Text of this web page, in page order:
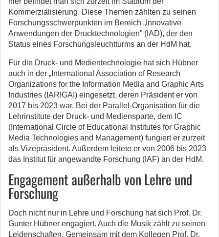
Kommerzialisierung. Diese Themen zählten zu seinen
Forschungsschwerpunkten im Bereich „Innovative
Anwendungen der Drucktechnologien” (IAD), der den
Status eines Forschungsleuchtturms an der HdM hat.
Für die Druck- und Medientechnologie hat sich Hübner
auch in der „International Association of Research
Organizations for the Information Media and Graphic Arts
Industries (IARIGAI) eingesetzt, deren Präsident er von
2017 bis 2023 war. Bei der Parallel-Organisation für die
Lehrinstitute der Druck- und Mediensparte, dem IC
(International Circle of Educational Institutes for Graphic
Media Technologies and Management) fungiert er zurzeit
als Vizepräsident. Außerdem leitete er von 2006 bis 2023
das Institut für angewandte Forschung (IAF) an der HdM.
Engagement außerhalb von Lehre und
Forschung
Doch nicht nur in Lehre und Forschung hat sich Prof. Dr.
Gunter Hübner engagiert. Auch die Musik zählt zu seinen
Leidenschaften. Gemeinsam mit dem Kollegen Prof. Dr.